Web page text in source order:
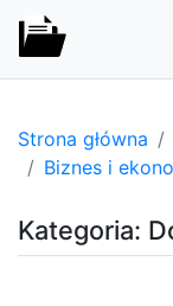
Strona główna
Biznes i
Kategoria: